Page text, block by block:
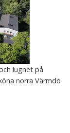
lugnet på
norra Värmdö